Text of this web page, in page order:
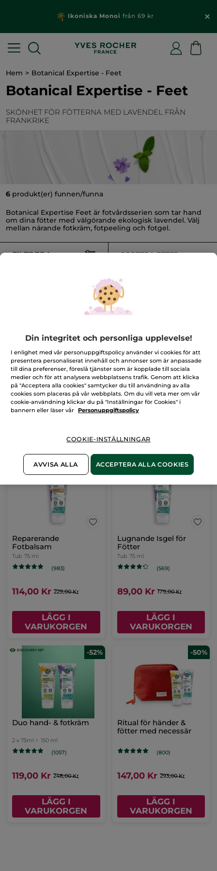
Ikoniska Monoi från 69 kr
Hem Botanical Expertise - Feet
Botanical Expertise - Feet
SKÖNHET FÖR FÖTTERNA MED LAVENDEL FRÅN
FRANKRIKE
6 produkt(er) funnen/funna
Botanical Expertise Feet är fotvårdsserien som tar hand
om dina fötter med välgörande ekologisk lavendel. Välj
mellan närande fotkräm, fotpeeling och fotgel.
FILTRERA SORTERA EFTER
-50%
Snabbabsorberande
Fotkräm
Tub 75 ml
(790)
79,00 Kr 159,00 Kr
VARUKORGEN
Exfolierande Fotgel
Tub
75 ml
(421)
89,00 Kr
VARUKORGEN
-50%
Reparerande
Fotbalsam
Tub 75 ml
(983)
114,00 Kr 229,00 Kr
LÄGG I
VARUKORGEN
Lugnande Isgel för
Fötter
Tub 75 ml
(569)
89,00 Kr 179,00 Kr
LÄGG I
VARUKORGEN
-52%
Duo hand- & fotkräm
2 x 75ml = 150 ml
(1057)
119,00 Kr 248,00 Kr
LÄGG I
VARUKORGEN
-50%
Ritual för händer &
fötter med necessär
(800)
147,00 Kr 293,00 Kr
LÄGG I
VARUKORGEN
Din integritet och personliga upplevelse!
I enlighet med vår personuppgiftspolicy använder vi cookies för att
presentera personaliserat innehåll och annonser som är anpassade
till dina preferenser, föreslå tjänster som är kopplade till sociala
medier och för att analysera webbplatsens trafik. Genom att klicka
på "Acceptera alla cookies" samtycker du till användning av alla
cookies som placeras på vår webbplats. Om du vill veta mer om vår
cookie-användning klickar du på "Inställningar för Cookies" i
bannern eller läser vår
Personuppgiftspolicy
COOKIE-INSTÄLLNINGAR
AVVISA ALLA ACCEPTERA ALLA COOKIES